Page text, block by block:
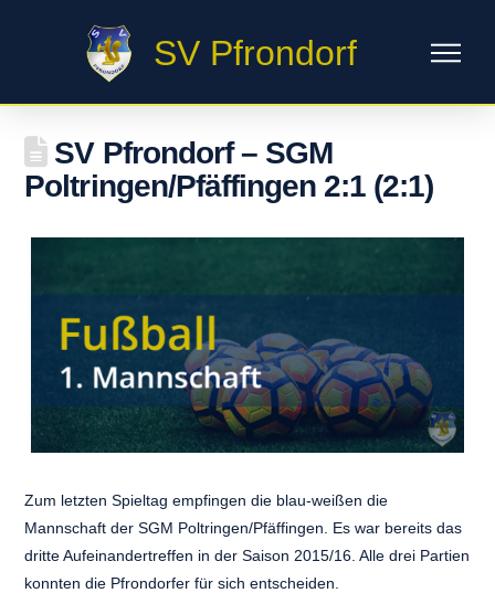
SV Pfrondorf
SV Pfrondorf – SGM
Poltringen/Pfäffingen 2:1 (2:1)
Zum letzten Spieltag empfingen die blau-weißen die
Mannschaft der SGM Poltringen/Pfäffingen. Es war bereits das
dritte Aufeinandertreffen in der Saison 2015/16. Alle drei Partien
konnten die Pfrondorfer für sich entscheiden.